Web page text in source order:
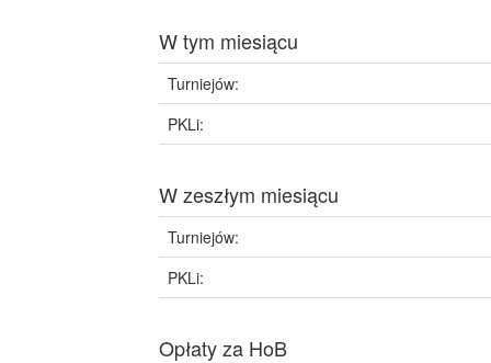
W tym miesiącu
Turniejów:
PKLi:
W zeszłym miesiącu
Turniejów:
PKLi:
Opłaty za HoB